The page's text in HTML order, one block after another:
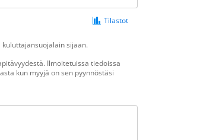
Tilastot
sijaan.
Ilmoitetuissa tiedoissa
kun myyjä on sen pyynnöstäsi